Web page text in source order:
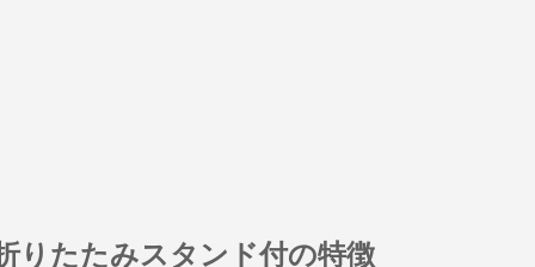
りたたみスタンド付の特徴